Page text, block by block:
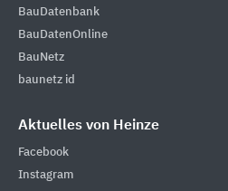
BauDatenbank
BauDatenOnline
BauNetz
baunetz id
Aktuelles von Heinze
Facebook
Instagram